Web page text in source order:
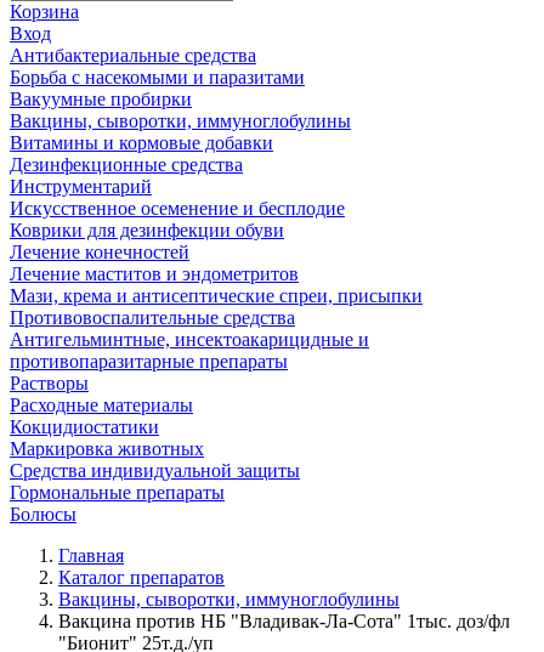
Корзина
Вход
Антибактериальные средства
Борьба с насекомыми и паразитами
Вакуумные пробирки
Вакцины, сыворотки, иммуноглобулины
Витамины и кормовые добавки
Дезинфекционные средства
Инструментарий
Искусственное осеменение и бесплодие
Коврики для дезинфекции обуви
Лечение конечностей
Лечение маститов и эндометритов
Мази, крема и антисептические спреи, присыпки
Противовоспалительные средства
Антигельминтные, инсектоакарицидные и
противопаразитарные препараты
Растворы
Расходные материалы
Кокцидиостатики
Маркировка животных
Средства индивидуальной защиты
Гормональные препараты
Болюсы
Главная
Каталог препаратов
Вакцины, сыворотки, иммуноглобулины
Вакцина против НБ "Владивак-Ла-Сота" 1тыс. доз/фл
"Бионит" 25т.д./уп